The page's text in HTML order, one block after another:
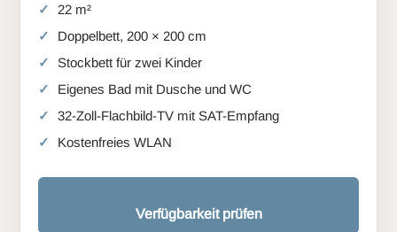
22 m²
Doppelbett, 200 × 200 cm
Stockbett für zwei Kinder
Eigenes Bad mit Dusche und WC
32-Zoll-Flachbild-TV mit SAT-Empfang
Kostenfreies WLAN
Verfügbarkeit prüfen